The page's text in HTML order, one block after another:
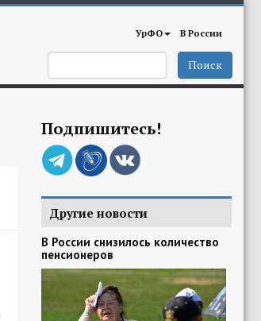
УрФО В России
Поиск
Подпишитесь!
Другие новости
В России снизилось количество
пенсионеров